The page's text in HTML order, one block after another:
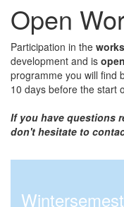
Open
Participation in the
development and is
programme you will find
10 days before the start
If you have questions
don't hesitate to